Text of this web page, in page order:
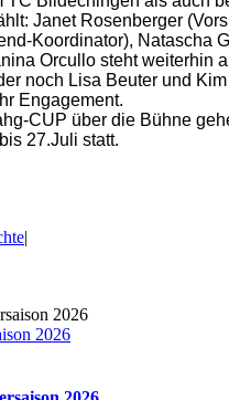
Janet Rosenberger
Koordinator), Natascha
Orcullo steht
noch Lisa Beuter und
Engagement.
CUP über die Bühne
27.Juli statt.
|
2026